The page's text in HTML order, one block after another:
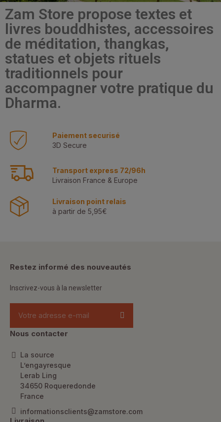
Zam Store propose textes et
livres bouddhistes, accessoires
de méditation, thangkas,
statues et objets rituels
traditionnels pour
accompagner votre pratique du
Dharma.
Paiement securisé
3D Secure
Transport express 72/96h
Livraison France & Europe
Livraison point relais
à partir de 5,95€
Restez informé des nouveautés
Inscrivez-vous à la newsletter
Nous contacter
La source
L’engayresque
Lerab Ling
34650 Roqueredonde
France
informationsclients@zamstore.com